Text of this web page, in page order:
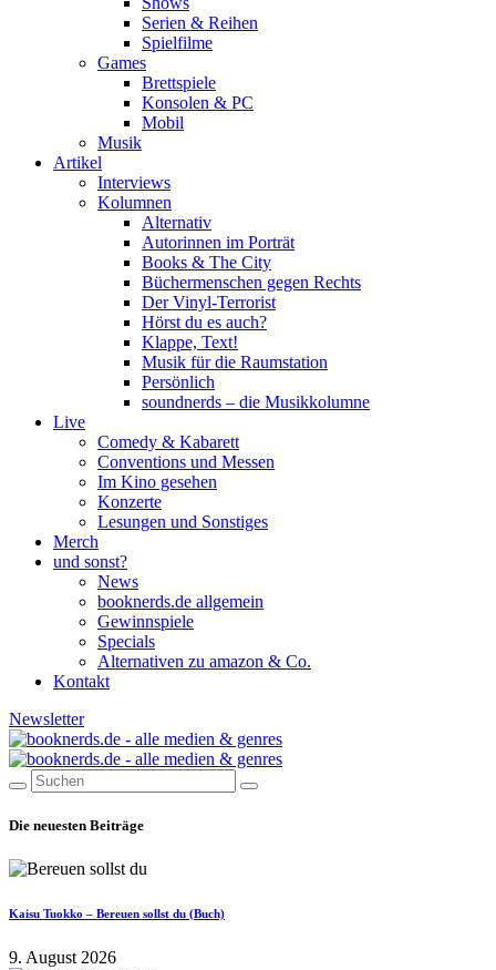
Serien & Reihen
Spielfilme
Games
Brettspiele
Konsolen & PC
Mobil
Musik
Artikel
Interviews
Kolumnen
Alternativ
Autorinnen im Porträt
Books & The City
Büchermenschen gegen Rechts
Der Vinyl-Terrorist
Hörst du es auch?
Klappe, Text!
Musik für die Raumstation
Persönlich
soundnerds – die Musikkolumne
Live
Comedy & Kabarett
Conventions und Messen
Im Kino gesehen
Konzerte
Lesungen und Sonstiges
Merch
und sonst?
News
booknerds.de allgemein
Gewinnspiele
Specials
Alternativen zu amazon & Co.
Kontakt
Newsletter
Die neuesten Beiträge
Kaisu Tuokko – Bereuen sollst du (Buch)
9. August 2026